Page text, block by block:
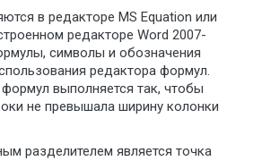
в редакторе МS Equation или
редакторе Word 2007-
символы и обозначения
редактора формул.
выполняется так, чтобы
не превышала ширину колонки
разделителем является точка